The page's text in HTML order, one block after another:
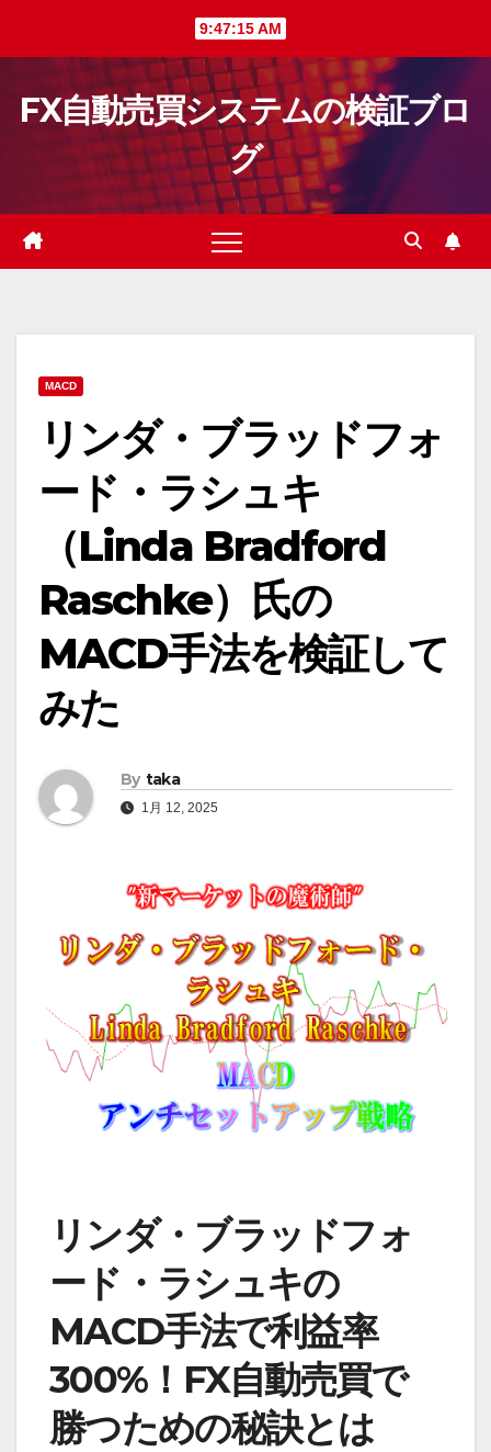
9:47:16 AM
FX自動売買システムの検証ブロ
グ
MACD
リンダ・ブラッドフォ
ード・ラシュキ
（Linda Bradford
Raschke）氏の
MACD手法を検証して
みた
By taka
1月 12, 2025
リンダ・ブラッドフォ
ード・ラシュキの
MACD手法で利益率
300%！FX自動売買で
勝つための秘訣とは